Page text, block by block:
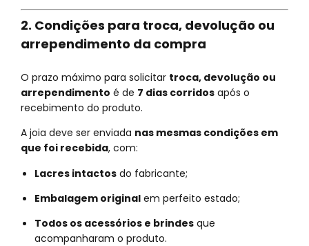
2. Condições para troca, devolução ou
arrependimento da compra
O prazo máximo para solicitar troca, devolução ou
arrependimento é de 7 dias corridos após o
recebimento do produto.
A joia deve ser enviada nas mesmas condições em
que foi recebida, com:
Lacres intactos do fabricante;
Embalagem original em perfeito estado;
Todos os acessórios e brindes que
acompanharam o produto.